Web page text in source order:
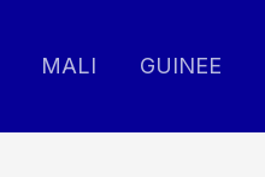
MALI GUINEE